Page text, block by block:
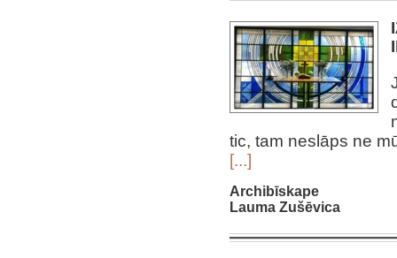
tic, tam neslāps ne
[...]
Archibīskape
Lauma Zušēvica